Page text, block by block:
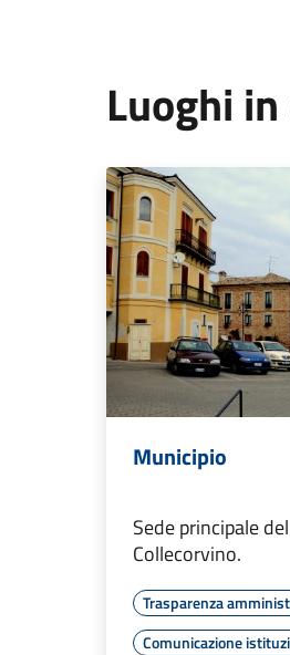
Luoghi
Municipio
Sede principale
Collecorvino.
Trasparenza
Comunicazione